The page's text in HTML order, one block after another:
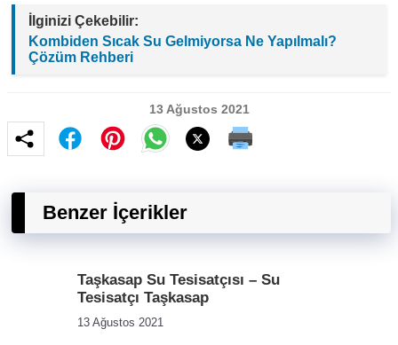
İlginizi Çekebilir:
Kombiden Sıcak Su Gelmiyorsa Ne Yapılmalı?
Çözüm Rehberi
13 Ağustos 2021
Benzer İçerikler
Taşkasap Su Tesisatçısı – Su
Tesisatçı Taşkasap
13 Ağustos 2021